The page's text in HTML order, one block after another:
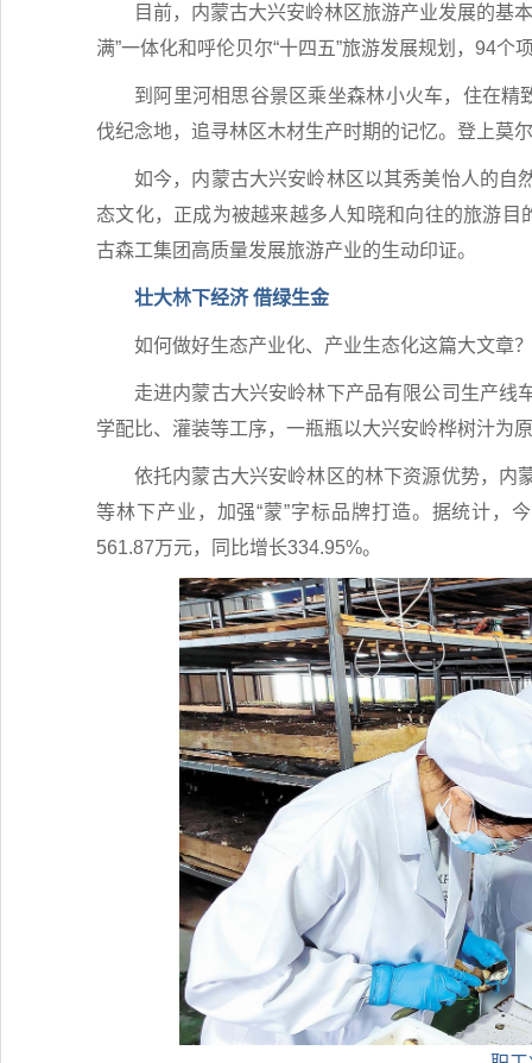
目前，内蒙古大兴安岭林区旅游产业发展的基
满”一体化和呼伦贝尔“十四五”旅游发展规划，94
到阿里河相思谷景区乘坐森林小火车，住在
伐纪念地，追寻林区木材生产时期的记忆。登上
如今，内蒙古大兴安岭林区以其秀美怡人的自
态文化，正成为被越来越多人知晓和向往的旅游目
古森工集团高质量发展旅游产业的生动印证。
壮大林下经济 借绿生金
如何做好生态产业化、产业生态化这篇大文章？
走进内蒙古大兴安岭林下产品有限公司生产线
学配比、灌装等工序，一瓶瓶以大兴安岭桦树汁为
依托内蒙古大兴安岭林区的林下资源优势，内
等林下产业，加强“蒙”字标品牌打造。据统计，
561.87万元，同比增长334.95%。